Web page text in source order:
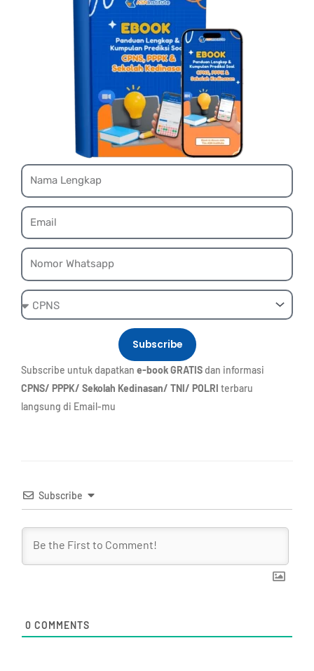
Name
Email
Whatsapp
Ebook
Subscribe
Subscribe untuk dapatkan e-book GRATISdan informasi
CPNS/ PPPK/ Sekolah Kedinasan/ TNI/ POLRI terbaru
langsung di Email-mu
Subscribe
0 COMMENTS